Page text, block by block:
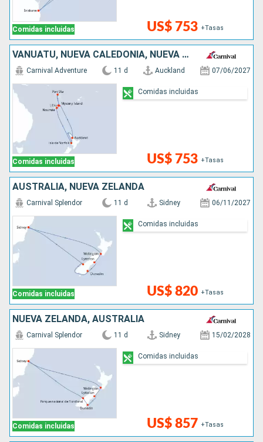
Comidas incluidas US$ 753 +Tasas
VANUATU, NUEVA CALEDONIA, NUEVA ZELANDA
Comidas incluidas
Carnival Adventure 11 d Auckland 07/06/2027
US$ 753 +Tasas
Comidas incluidas
AUSTRALIA, NUEVA ZELANDA
Comidas incluidas
Carnival Splendor 11 d Sidney 06/11/2027
US$ 820 +Tasas
Comidas incluidas
NUEVA ZELANDA, AUSTRALIA
Comidas incluidas
Carnival Splendor 11 d Sidney 15/02/2028
US$ 857 +Tasas
Comidas incluidas